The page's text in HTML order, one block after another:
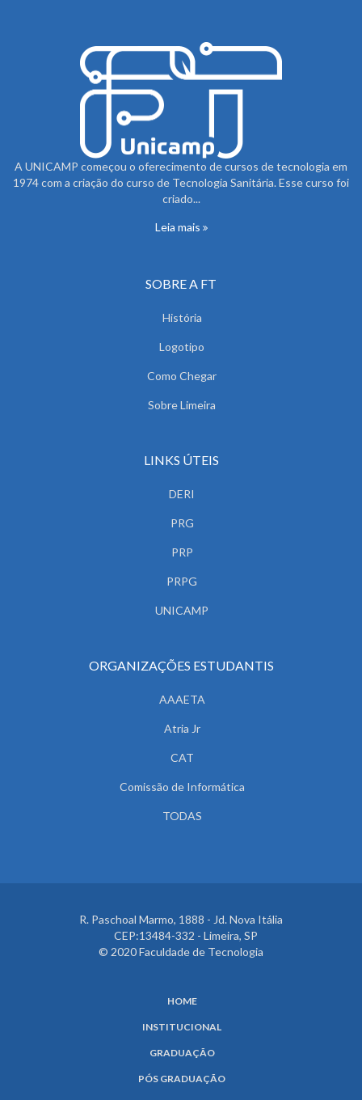
A UNICAMP começou o oferecimento de cursos de tecnologia em
1974 com a criação do curso de Tecnologia Sanitária. Esse curso foi
criado...
Leia mais
SOBRE A FT
História
Logotipo
Como Chegar
Sobre Limeira
LINKS ÚTEIS
DERI
PRG
PRP
PRPG
UNICAMP
ORGANIZAÇÕES ESTUDANTIS
AAAETA
Atria Jr
CAT
Comissão de Informática
TODAS
R. Paschoal Marmo, 1888 - Jd. Nova Itália
CEP:13484-332 - Limeira, SP
© 2020 Faculdade de Tecnologia
HOME
INSTITUCIONAL
GRADUAÇÃO
PÓS GRADUAÇÃO